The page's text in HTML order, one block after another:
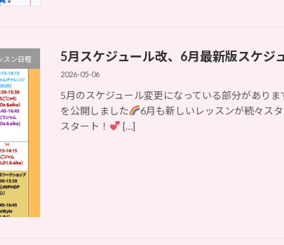
スン日程 5月スケジュール改、6月最新版スケジ
2026-05-06
5月のスケジュール変更になっている部分があり
を公開しました
6月も新しいレッスンが続々ス
スタート！
[…]